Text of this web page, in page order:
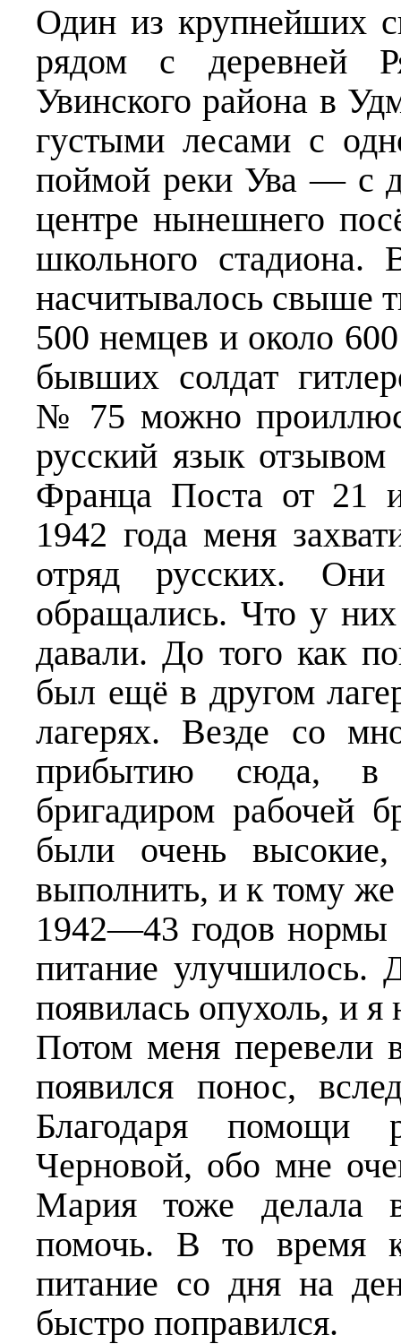
Один из крупнейших
рядом с деревней
Увинского района в
густыми лесами с
поймой реки Ува — с
центре нынешнего
школьного
насчитывалось свыше
500 немцев и около
бывших солдат
№ 75 можно
русский язык отзывом
Франца Поста от 21
1942 года меня
отряд русских.
обращались. Что у
давали. До того как
был ещё в другом
лагерях. Везде со
прибытию сюда, в
бригадиром рабочей
были очень
выполнить, и к тому
1942—43 годов
питание улучшилось.
появилась опухоль, и я
Потом меня перевели
появился понос,
Благодаря помощи
Черновой, обо мне
Мария тоже делала
помочь. В то время
питание со дня на
быстро поправился.